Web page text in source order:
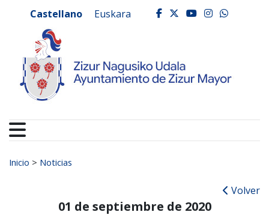
Ayuntamiento de
Castellano Euskara facebook
twitter
youtube
Buscar:
Inicio > Noticias
Volver
01 de septiembre de 2020